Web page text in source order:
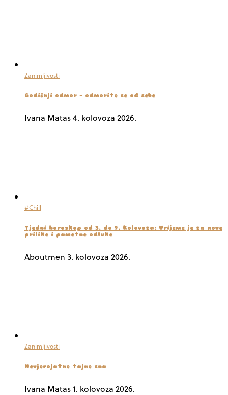
Zanimljivosti
Godišnji odmor – odmorite se od sebe
Ivana Matas4. kolovoza 2026.
#Chill
Tjedni horoskop od 3. do 9. kolovoza: Vrijeme je za nove
prilike i pametne odluke
Aboutmen 3. kolovoza 2026.
Zanimljivosti
Nevjerojatne tajne sna
Ivana Matas1. kolovoza 2026.